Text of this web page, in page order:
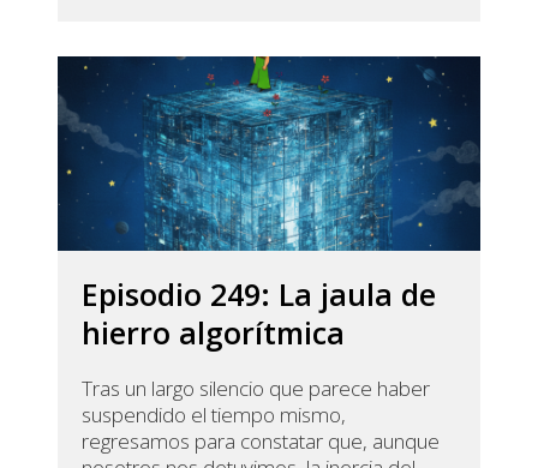
Episodio 249: La jaula de
hierro algorítmica
Tras un largo silencio que parece haber
suspendido el tiempo mismo,
regresamos para constatar que, aunque